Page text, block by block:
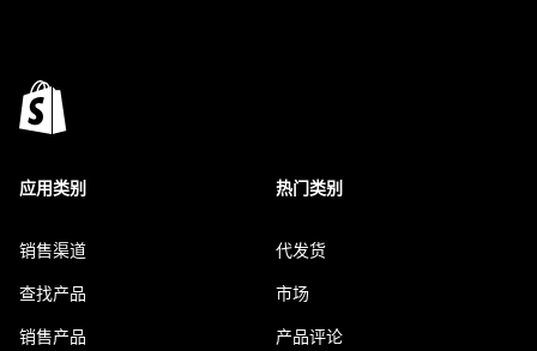
应用类别
销售渠道
查找产品
销售产品
热门类别
代发货
市场
产品评论